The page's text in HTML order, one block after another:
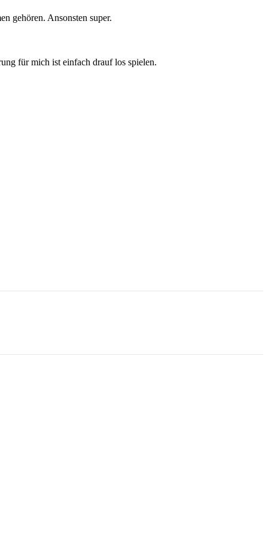
gehören. Ansonsten super.
für mich ist einfach drauf los spielen.